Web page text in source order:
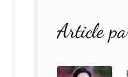
Article